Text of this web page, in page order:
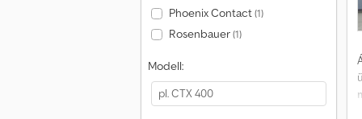
Phoenix Contact(1)
Rosenbauer(1)
Modell: